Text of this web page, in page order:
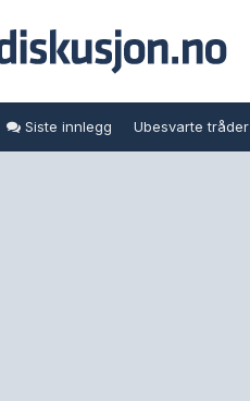
Siste innlegg Ubesvarte tråder